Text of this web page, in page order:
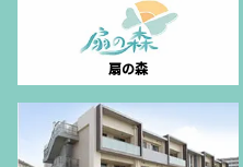
扇の森